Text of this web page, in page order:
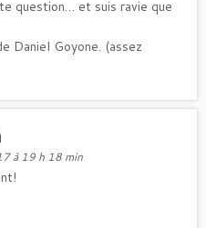
question… et suis ravie que
Daniel Goyone. (assez
à 19 h 18 min